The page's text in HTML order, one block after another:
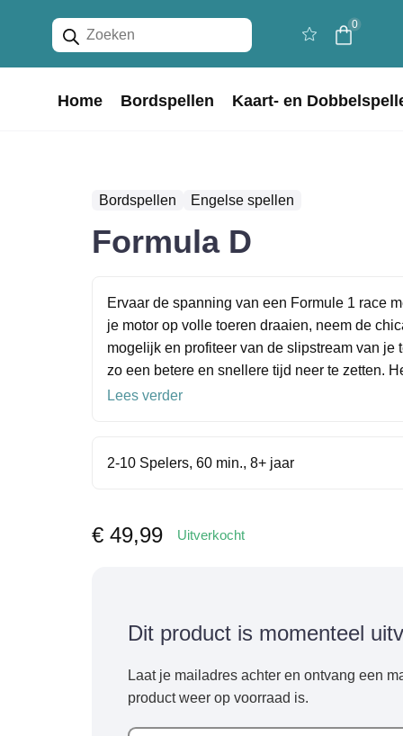
Producten
zoeken
0
Home Bordspellen Kaart- en
Bordspellen Engelse spellen
Formula D
Ervaar de spanning van een Formule 1 race
je motor op volle toeren draaien, neem de
mogelijk en profiteer van de slipstream van je
zo een betere en snellere tijd neer te zetten.
Lees verder
2-10 Spelers, 60 min., 8+ jaar
€ 49,99 Uitverkocht
Dit product is momenteel
Laat je mailadres achter en ontvang een
product weer op voorraad is.